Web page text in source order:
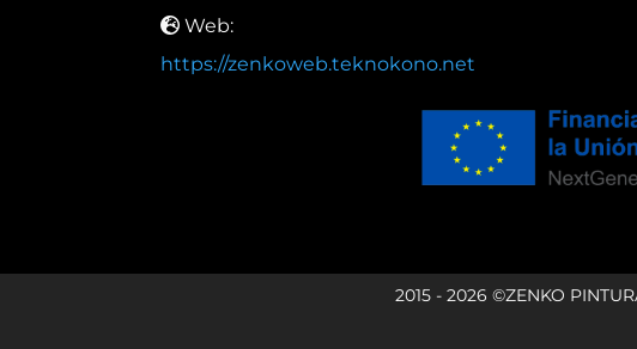
Web:
https://zenkoweb.teknokono.net
2015 - 2026 ©ZENKO